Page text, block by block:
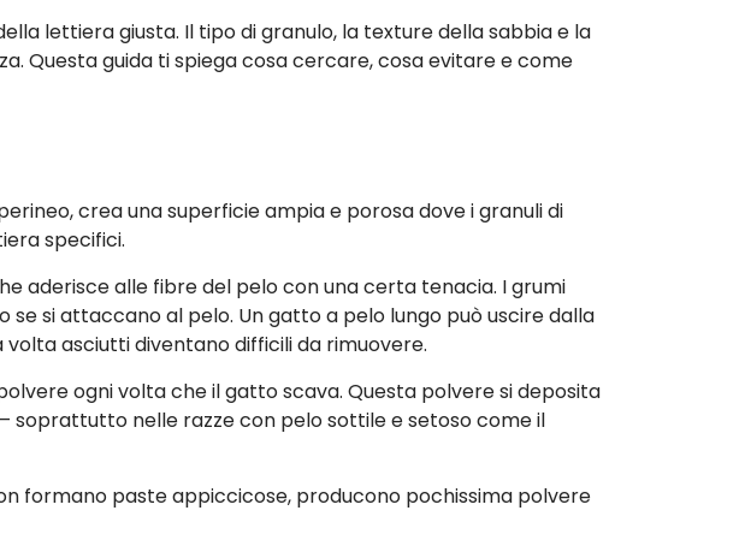
lettiera giusta. Il tipo di granulo, la texture della sabbia e la
Questa guida ti spiega cosa cercare, cosa evitare e come
crea una superficie ampia e porosa dove i granuli di
specifici.
aderisce alle fibre del pelo con una certa tenacia. I grumi
si attaccano al pelo. Un gatto a pelo lungo può uscire dalla
asciutti diventano difficili da rimuovere.
ogni volta che il gatto scava. Questa polvere si deposita
soprattutto nelle razze con pelo sottile e setoso come il
formano paste appiccicose, producono pochissima polvere